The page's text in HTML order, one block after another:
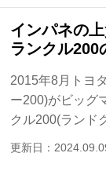
インパネの
ランクル200
2015年8月トヨ
ー200)がビッグ
クル200(ランド
更新日：